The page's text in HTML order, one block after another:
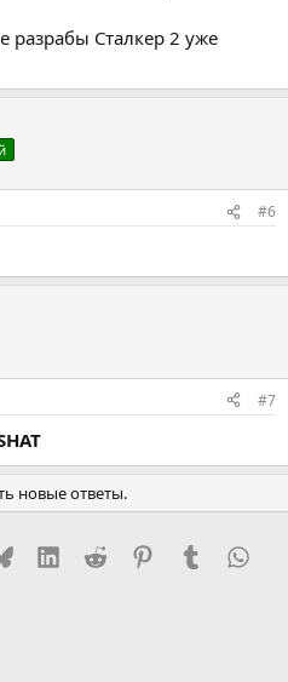
разрабы Сталкер 2 уже
#6
#7
новые ответы.
BlueskyLinkedInReddit PinterestTumblr
почта